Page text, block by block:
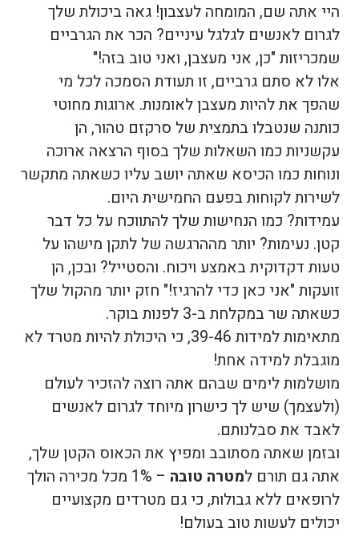
היי אתה שם, המומחה לעצבון! גאה ביכולת שלך
לגרום לאנשים לגלגל עיניים? הכר את הגרביים
שמכריזות "כן, אני מעצבן, ואני טוב בזה!"
אלו לא סתם גרביים, זו תעודת הסמכה לכל מי
שהפך את להיות מעצבן לאומנות. ארוגות מחוטי
כותנה שנטבלו בתמצית של סרקזם טהור, הן
עקשניות כמו השאלות שלך בסוף הרצאה ארוכה
ונוחות כמו הכיסא שאתה יושב עליו כשאתה מתקשר
לשירות לקוחות בפעם החמישית היום.
עמידות? כמו הנחישות שלך להתווכח על כל דבר
קטן. נעימות? יותר מההרגשה של לתקן מישהו על
טעות דקדוקית באמצע ויכוח. והסטייל? ובכן, הן
זועקות "אני כאן כדי להרגיז!" חזק יותר מהקול שלך
כשאתה שר במקלחת ב-3 לפנות בוקר.
מתאימות למידות 39-46, כי היכולת להיות מטרד לא
מוגבלת למידה אחת!
מושלמות לימים שבהם אתה רוצה להזכיר לעולם
(ולעצמך) שיש לך כישרון מיוחד לגרום לאנשים
לאבד את סבלנותם.
ובזמן שאתה מסתובב ומפיץ את הכאוס הקטן שלך,
אתה גם תורם למטרה טובה
– 1% מכל מכירה הולך
לרופאים ללא גבולות, כי גם מטרדים מקצועיים
יכולים לעשות טוב בעולם!